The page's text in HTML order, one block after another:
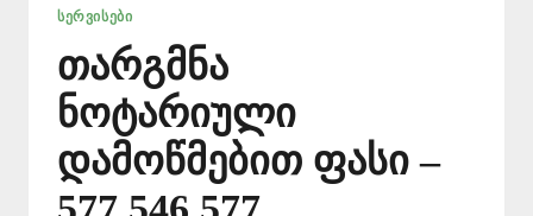
ᲡᲔᲠᲕᲘᲡᲔᲑᲘ
თარგმნა
ნოტარიული
დამოწმებით ფასი –